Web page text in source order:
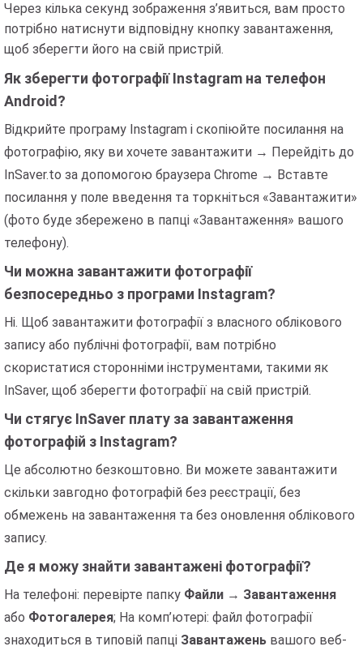
Через кілька секунд зображення з’явиться, вам просто
потрібно натиснути відповідну кнопку завантаження,
щоб зберегти його на свій пристрій.
Як зберегти фотографії Instagram на телефон
Android?
Відкрийте програму Instagram і скопіюйте посилання на
фотографію, яку ви хочете завантажити → Перейдіть до
InSaver.to за допомогою браузера Chrome → Вставте
посилання у поле введення та торкніться «Завантажити»
(фото буде збережено в папці «Завантаження» вашого
телефону).
Чи можна завантажити фотографії
безпосередньо з програми Instagram?
Ні. Щоб завантажити фотографії з власного облікового
запису або публічні фотографії, вам потрібно
скористатися сторонніми інструментами, такими як
InSaver, щоб зберегти фотографії на свій пристрій.
Чи стягує InSaver плату за завантаження
фотографій з Instagram?
Це абсолютно безкоштовно. Ви можете завантажити
скільки завгодно фотографій без реєстрації, без
обмежень на завантаження та без оновлення облікового
запису.
Де я можу знайти завантажені фотографії?
На телефоні: перевірте папку Файли → Завантаження
або Фотогалерея; На комп’ютері: файл фотографії
знаходиться в типовій папці Завантажень вашого веб-